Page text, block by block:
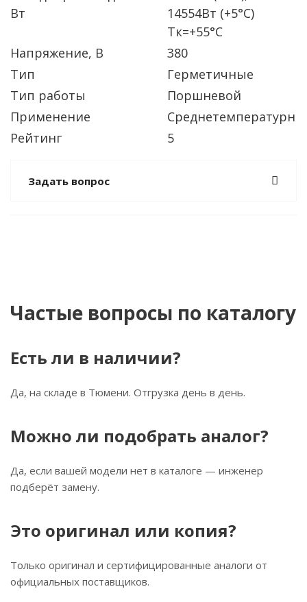
Вт
14554Вт (+5°C)
Тк=+55°C
Напряжение, В
380
Тип
Герметичные
Тип работы
Поршневой
Применение
Рейтинг
5
Задать вопрос
Частые вопросы по каталогу
Есть ли в наличии?
Да, на складе в Тюмени. Отгрузка день в день.
Можно ли подобрать аналог?
Да, если вашей модели нет в каталоге — инженер
подберёт замену.
Это оригинал или копия?
Только оригинал и сертифицированные аналоги от
официальных поставщиков.